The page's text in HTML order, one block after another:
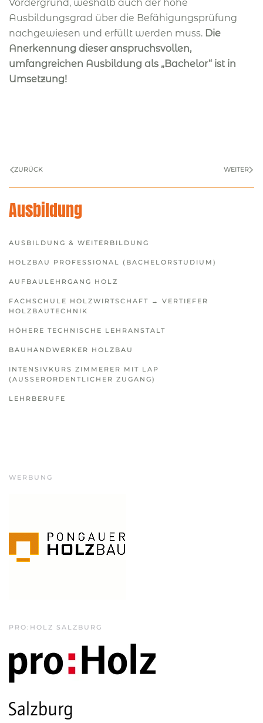
Vordergrund, weshalb auch der hohe
Ausbildungsgrad über die Befähigungsprüfung
nachgewiesen und erfüllt werden muss. Die
Anerkennung dieser anspruchsvollen,
umfangreichen Ausbildung als „Bachelor“ ist in
Umsetzung!
ZURÜCK WEITER
Ausbildung
AUSBILDUNG & WEITERBILDUNG
HOLZBAU PROFESSIONAL (BACHELORSTUDIUM)
AUFBAULEHRGANG HOLZ
FACHSCHULE HOLZWIRTSCHAFT → VERTIEFER
HOLZBAUTECHNIK
HÖHERE TECHNISCHE LEHRANSTALT
BAUHANDWERKER HOLZBAU
INTENSIVKURS ZIMMERER MIT LAP
(AUSSERORDENTLICHER ZUGANG)
LEHRBERUFE
WERBUNG
PRO:HOLZ SALZBURG